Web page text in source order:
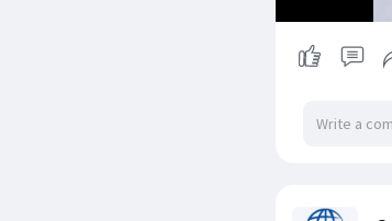
1 w- Translate